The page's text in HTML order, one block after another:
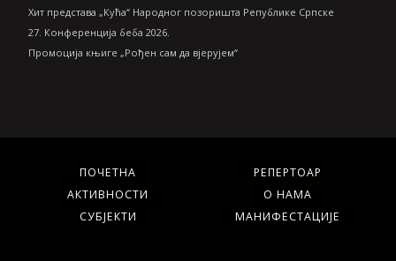
Хит представа „Кућа“ Народног позоришта Републике Српске
27. Конференција беба 2026.
Промоција књиге „Рођен сам да вјерујем“
ПОЧЕТНА
РЕПЕРТОАР
АКТИВНОСТИ
О НАМА
СУБЈЕКТИ
МАНИФЕСТАЦИЈЕ